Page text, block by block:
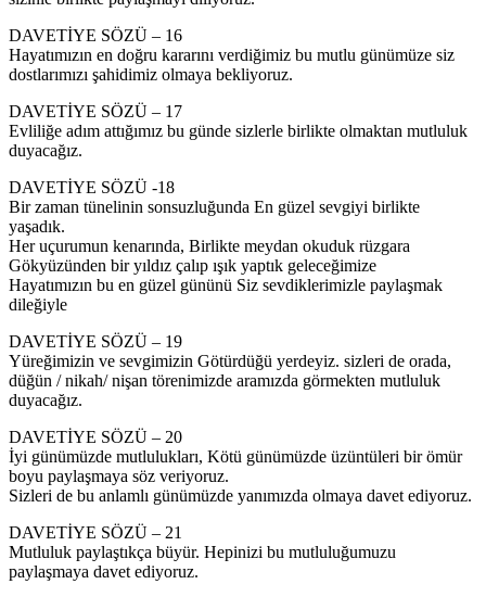
DAVETİYE SÖZÜ – 16
Hayatımızın en doğru kararını verdiğimiz bu mutlu günümüze siz
dostlarımızı şahidimiz olmaya bekliyoruz.
DAVETİYE SÖZÜ – 17
Evliliğe adım attığımız bu günde sizlerle birlikte olmaktan mutluluk
duyacağız.
DAVETİYE SÖZÜ -18
Bir zaman tünelinin sonsuzluğunda En güzel sevgiyi birlikte
yaşadık.
Her uçurumun kenarında, Birlikte meydan okuduk rüzgara
Gökyüzünden bir yıldız çalıp ışık yaptık geleceğimize
Hayatımızın bu en güzel gününü Siz sevdiklerimizle paylaşmak
dileğiyle
DAVETİYE SÖZÜ – 19
Yüreğimizin ve sevgimizin Götürdüğü yerdeyiz. sizleri de orada,
düğün / nikah/ nişan törenimizde aramızda görmekten mutluluk
duyacağız.
DAVETİYE SÖZÜ – 20
İyi günümüzde mutlulukları, Kötü günümüzde üzüntüleri bir ömür
boyu paylaşmaya söz veriyoruz.
Sizleri de bu anlamlı günümüzde yanımızda olmaya davet ediyoruz.
DAVETİYE SÖZÜ – 21
Mutluluk paylaştıkça büyür. Hepinizi bu mutluluğumuzu
paylaşmaya davet ediyoruz.